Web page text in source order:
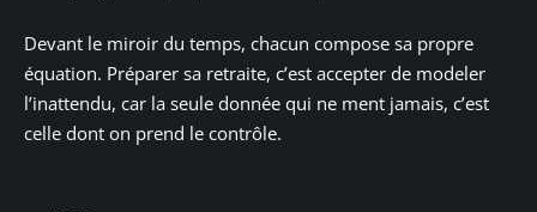
Devant le miroir du temps, chacun compose sa propre
équation. Préparer sa retraite, c’est accepter de modeler
l’inattendu, car la seule donnée qui ne ment jamais, c’est
celle dont on prend le contrôle.